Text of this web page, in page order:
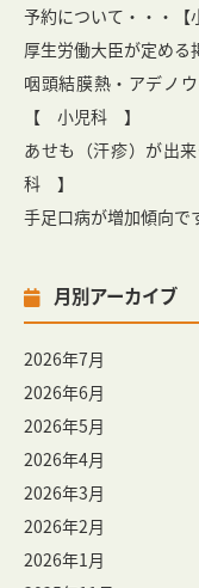
予約について・・・【
厚生労働大臣が定める
咽頭結膜熱・アデノ
【 小児科 】
あせも（汗疹）が出
科 】
手足口病が増加傾向
月別アーカイブ
2026年7月
2026年6月
2026年5月
2026年4月
2026年3月
2026年2月
2026年1月